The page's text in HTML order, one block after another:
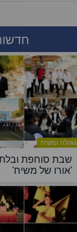
גאולה ומשיח
שבת סוחפת
'אורו של משיח'